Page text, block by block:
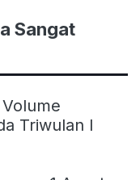
Sangat
Triwulan I